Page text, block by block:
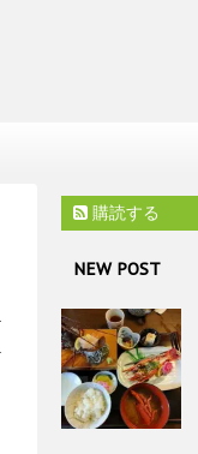
購読する
NEW POST